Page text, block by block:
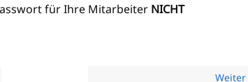
für Ihre Mitarbeiter NICHT
Weiter